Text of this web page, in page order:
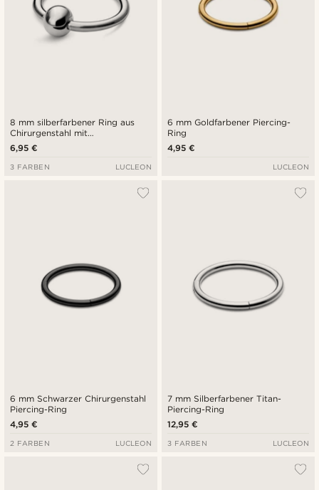
8 mm silberfarbener Ring aus
Chirurgenstahl mit
verschlossener Perle
6,95 €
3 FARBEN LUCLEON
6 mm Goldfarbener Piercing-
Ring
4,95 €
LUCLEON
6 mm Schwarzer Chirurgenstahl
Piercing-Ring
4,95 €
2 FARBEN LUCLEON
7 mm Silberfarbener Titan-
Piercing-Ring
12,95 €
3 FARBEN LUCLEON